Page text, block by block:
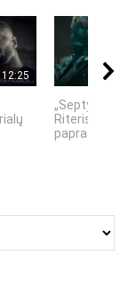
12:25
„Septynių
Riteris" – kai